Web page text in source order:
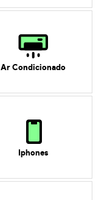
Ar Condicionado
Iphones